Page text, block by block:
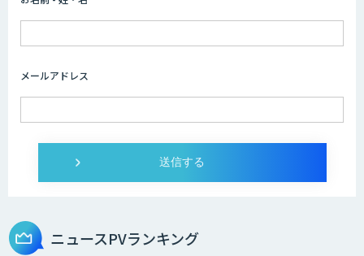
imprai ezKotae
ログミーツ powered by GPT-4
メールアドレス
ニュースPVランキング